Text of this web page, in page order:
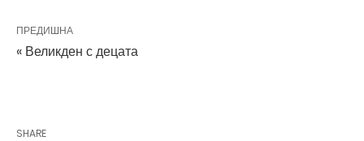
ПРЕДИШНА
« Великден с децата
SHARE